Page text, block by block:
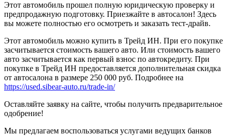
Этот автомобиль прошел полную юридическую проверку и
предпродажную подготовку. Приезжайте в автосалон! Здесь
вы можете полностью его осмотреть и заказать тест-драйв.
Этот автомобиль можно купить в Трейд ИН. При его покупке
засчитывается стоимость вашего авто. Или стоимость вашего
авто засчитывается как первый взнос по автокредиту. При
покупке в Трейд ИН предоставляется дополнительная скидка
от автосалона в размере 250 000 руб. Подробнее на
https://used.sibear-auto.ru/trade-in/
Оставляйте заявку на сайте, чтобы получить предварительное
одобрение!
Мы предлагаем воспользоваться услугами ведущих банков